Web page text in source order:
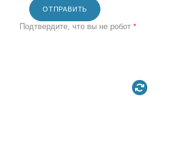
ОТПРАВИТЬ
Подтвердите, что вы не робот *